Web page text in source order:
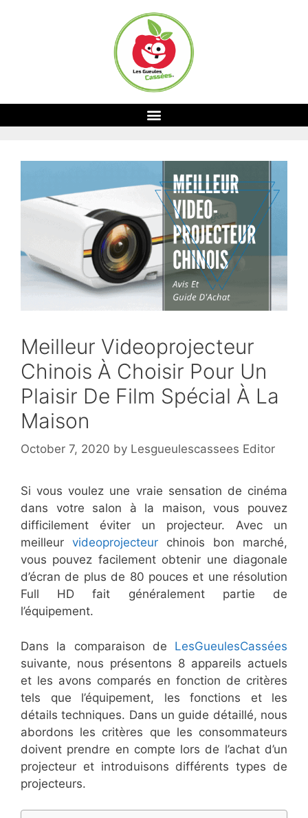
Meilleur Videoprojecteur
Chinois À Choisir Pour Un
Plaisir De Film Spécial À La
Maison
October 7, 2020 by Lesgueulescassees Editor
Si vous voulez une vraie sensation de cinéma
dans votre salon à la maison, vous pouvez
difficilement éviter un projecteur. Avec un
meilleur videoprojecteur chinois bon marché,
vous pouvez facilement obtenir une diagonale
d’écran de plus de 80 pouces et une résolution
Full HD fait généralement partie de
l’équipement.
Dans la comparaison de LesGueulesCassées
suivante, nous présentons 8 appareils actuels
et les avons comparés en fonction de critères
tels que l’équipement, les fonctions et les
détails techniques. Dans un guide détaillé, nous
abordons les critères que les consommateurs
doivent prendre en compte lors de l’achat d’un
projecteur et introduisons différents types de
projecteurs.